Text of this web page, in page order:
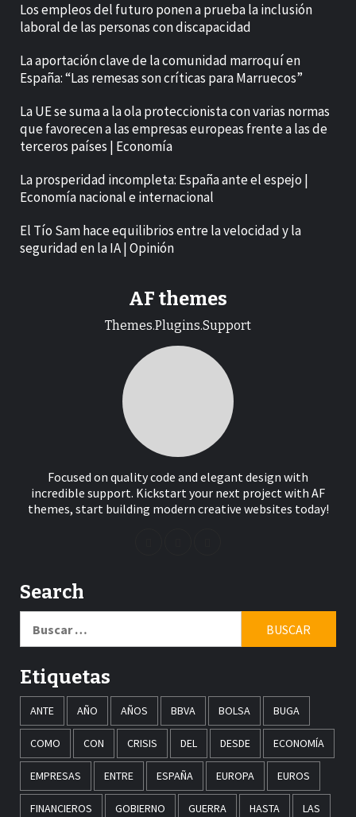
Los empleos del futuro ponen a prueba la inclusión
laboral de las personas con discapacidad
La aportación clave de la comunidad marroquí en
España: “Las remesas son críticas para Marruecos”
La UE se suma a la ola proteccionista con varias normas
que favorecen a las empresas europeas frente a las de
terceros países | Economía
La prosperidad incompleta: España ante el espejo |
Economía nacional e internacional
El Tío Sam hace equilibrios entre la velocidad y la
seguridad en la IA | Opinión
AF themes
Themes.Plugins.Support
Focused on quality code and elegant design with
incredible support. Kickstart your next project with AF
themes, start building modern creative websites today!
Search
Etiquetas
ANTE AÑO AÑOS BBVA BOLSA BUGA
COMO CON CRISIS DEL DESDE ECONOMÍA
EMPRESAS ENTRE ESPAÑA EUROPA EUROS
FINANCIEROS GOBIERNO GUERRA HASTA LAS